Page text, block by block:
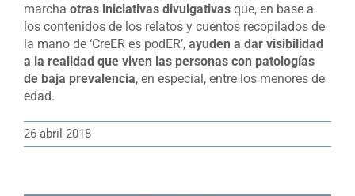
marcha otras iniciativas divulgativas que, en base a
los contenidos de los relatos y cuentos recopilados de
la mano de ‘CreER es podER’, ayuden a dar visibilidad
a la realidad que viven las personas con patologías
de baja prevalencia, en especial, entre los menores de
edad.
26 abril 2018